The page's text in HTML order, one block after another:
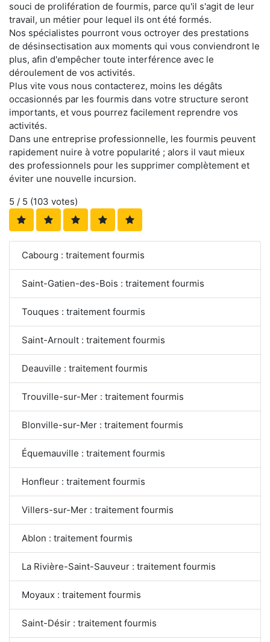
souci de prolifération de fourmis, parce qu'il s'agit de leur
travail, un métier pour lequel ils ont été formés.
Nos spécialistes pourront vous octroyer des prestations
de désinsectisation aux moments qui vous conviendront le
plus, afin d'empêcher toute interférence avec le
déroulement de vos activités.
Plus vite vous nous contacterez, moins les dégâts
occasionnés par les fourmis dans votre structure seront
importants, et vous pourrez facilement reprendre vos
activités.
Dans une entreprise professionnelle, les fourmis peuvent
rapidement nuire à votre popularité ; alors il vaut mieux
des professionnels pour les supprimer complètement et
éviter une nouvelle incursion.
5 / 5 (103 votes)
Cabourg : traitement fourmis
Saint-Gatien-des-Bois : traitement fourmis
Touques : traitement fourmis
Saint-Arnoult : traitement fourmis
Deauville : traitement fourmis
Trouville-sur-Mer : traitement fourmis
Blonville-sur-Mer : traitement fourmis
Équemauville : traitement fourmis
Honfleur : traitement fourmis
Villers-sur-Mer : traitement fourmis
Ablon : traitement fourmis
La Rivière-Saint-Sauveur : traitement fourmis
Moyaux : traitement fourmis
Saint-Désir : traitement fourmis